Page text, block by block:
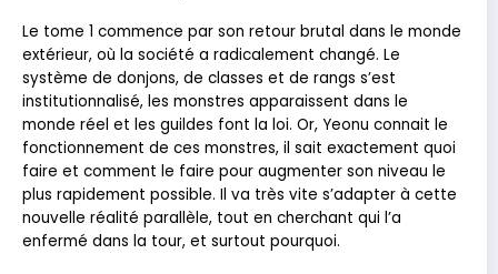
Le tome 1 commence par son retour brutal dans le monde
extérieur, où la société a radicalement changé. Le
système de donjons, de classes et de rangs s’est
institutionnalisé, les monstres apparaissent dans le
monde réel et les guildes font la loi. Or, Yeonu connait le
fonctionnement de ces monstres, il sait exactement quoi
faire et comment le faire pour augmenter son niveau le
plus rapidement possible. Il va très vite s’adapter à cette
nouvelle réalité parallèle, tout en cherchant qui l’a
enfermé dans la tour, et surtout pourquoi.